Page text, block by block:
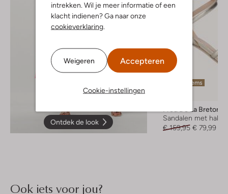
intrekken. Wil je meer informatie of een
klacht indienen? Ga naar onze
cookieverklaring.
Weigeren Accepteren
Cookie-instellingen
Ontdek de look
Laatste items
Fred De La
Sandalen met hak
€ 159,95 € 79,99
Ook iets voor jou?